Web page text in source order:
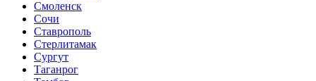
Смоленск
Сочи
Ставрополь
Стерлитамак
Сургут
Таганрог